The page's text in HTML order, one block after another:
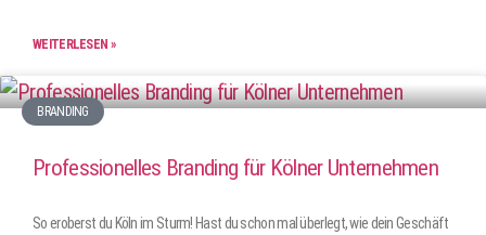
WEITERLESEN »
BRANDING
Professionelles Branding für Kölner Unternehmen
So eroberst du Köln im Sturm! Hast du schon mal überlegt, wie dein Geschäft